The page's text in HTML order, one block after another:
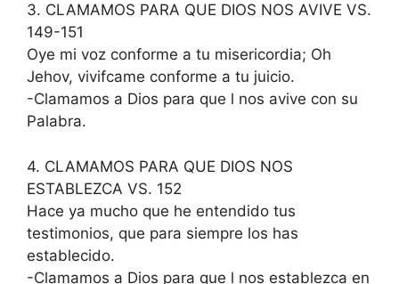
3. CLAMAMOS PARA QUE DIOS NOS AVIVE VS.
149-151
Oye mi voz conforme a tu misericordia; Oh
Jehov, vivifcame conforme a tu juicio.
-Clamamos a Dios para que l nos avive con su
Palabra.
4. CLAMAMOS PARA QUE DIOS NOS
ESTABLEZCA VS. 152
Hace ya mucho que he entendido tus
testimonios, que para siempre los has
establecido.
-Clamamos a Dios para que l nos establezca en